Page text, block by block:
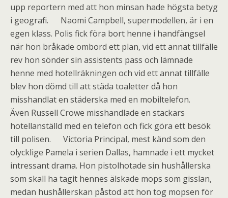
upp reportern med att hon minsan hade högsta betyg
i geografi. Naomi Campbell, supermodellen, är i en
egen klass. Polis fick föra bort henne i handfängsel
när hon bråkade ombord ett plan, vid ett annat tillfälle
rev hon sönder sin assistents pass och lämnade
henne med hotellräkningen och vid ett annat tillfälle
blev hon dömd till att städa toaletter då hon
misshandlat en städerska med en mobiltelefon.
Även Russell Crowe misshandlade en stackars
hotellanställd med en telefon och fick göra ett besök
till polisen. Victoria Principal, mest känd som den
olycklige Pamela i serien Dallas, hamnade i ett mycket
intressant drama. Hon pistolhotade sin hushållerska
som skall ha tagit hennes älskade mops som gisslan,
medan hushållerskan påstod att hon tog mopsen för